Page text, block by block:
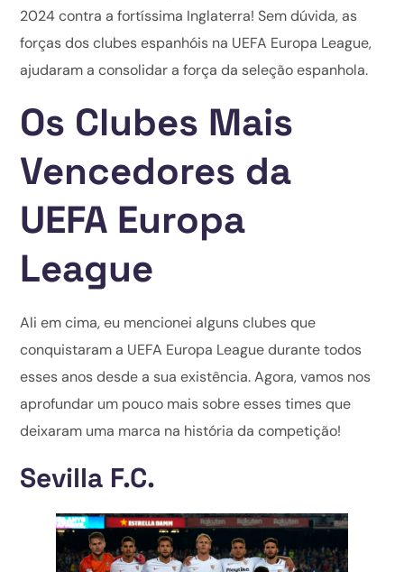
2024 contra a fortíssima Inglaterra! Sem dúvida, as
forças dos clubes espanhóis na UEFA Europa League,
ajudaram a consolidar a força da seleção espanhola.
Os Clubes Mais
Vencedores da
UEFA Europa
League
Ali em cima, eu mencionei alguns clubes que
conquistaram a UEFA Europa League durante todos
esses anos desde a sua existência. Agora, vamos nos
aprofundar um pouco mais sobre esses times que
deixaram uma marca na história da competição!
Sevilla F.C.